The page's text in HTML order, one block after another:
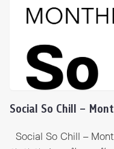
Social So Chill –
Social So Chill –